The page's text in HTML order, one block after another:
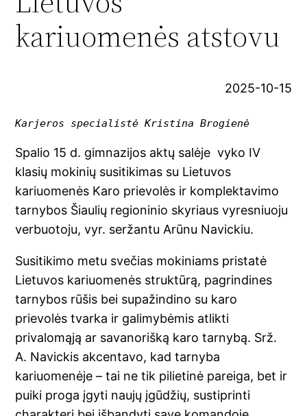
kariuomenės atstovu
2025-10-15
Karjeros specialistė Kristina Brogienė
Spalio 15 d. gimnazijos aktų salėje vyko IV
klasių mokinių susitikimas su Lietuvos
kariuomenės Karo prievolės ir komplektavimo
tarnybos Šiaulių regioninio skyriaus vyresniuoju
verbuotoju, vyr. seržantu Arūnu Navickiu.
Susitikimo metu svečias mokiniams pristatė
Lietuvos kariuomenės struktūrą, pagrindines
tarnybos rūšis bei supažindino su karo
prievolės tvarka ir galimybėmis atlikti
privalomąją ar savanorišką karo tarnybą. Srž.
A. Navickis akcentavo, kad tarnyba
kariuomenėje – tai ne tik pilietinė pareiga, bet ir
puiki proga įgyti naujų įgūdžių, sustiprinti